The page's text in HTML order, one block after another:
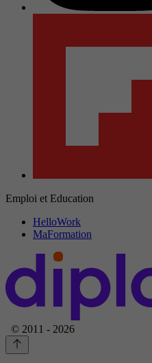
Emploi et Education
HelloWork
MaFormation
© 2011 - 2026